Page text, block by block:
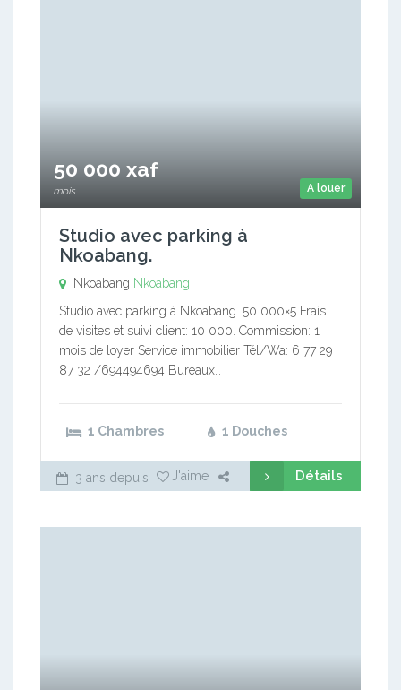
A louer
50 000 xaf
mois
Studio avec parking à
Nkoabang.
Nkoabang Nkoabang
Studio avec parking à Nkoabang. 50 000×5 Frais
de visites et suivi client: 10 000. Commission: 1
mois de loyer Service immobilier Tél/Wa: 6 77 29
87 32 /694494694 Bureaux…
1 Chambres 1 Douches
3 ans depuis J'aime Détails